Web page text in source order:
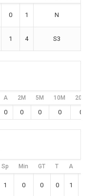
0 1 N
1 4 S3
A 2M 5M 10M 20M
0 0 0 0 0
Sp Min GT T A
1 0 0 0 1